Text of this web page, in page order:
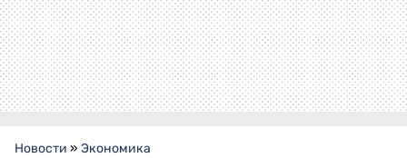
Новости » Экономика